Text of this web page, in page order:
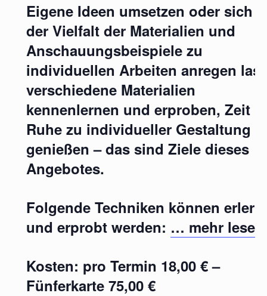
Eigene Ideen umsetzen oder sich
der Vielfalt der Materialien und
Anschauungsbeispiele zu
individuellen Arbeiten anregen
verschiedene Materialien
kennenlernen und erproben, Zeit
Ruhe zu individueller Gestaltung
genießen – das sind Ziele dieses
Angebotes.
Folgende Techniken können
und erprobt werden: … mehr lesen
Kosten: pro Termin 18,00 € –
Fünferkarte 75,00 €